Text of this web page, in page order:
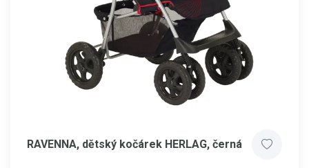
RAVENNA, dětský kočárek HERLAG, černá